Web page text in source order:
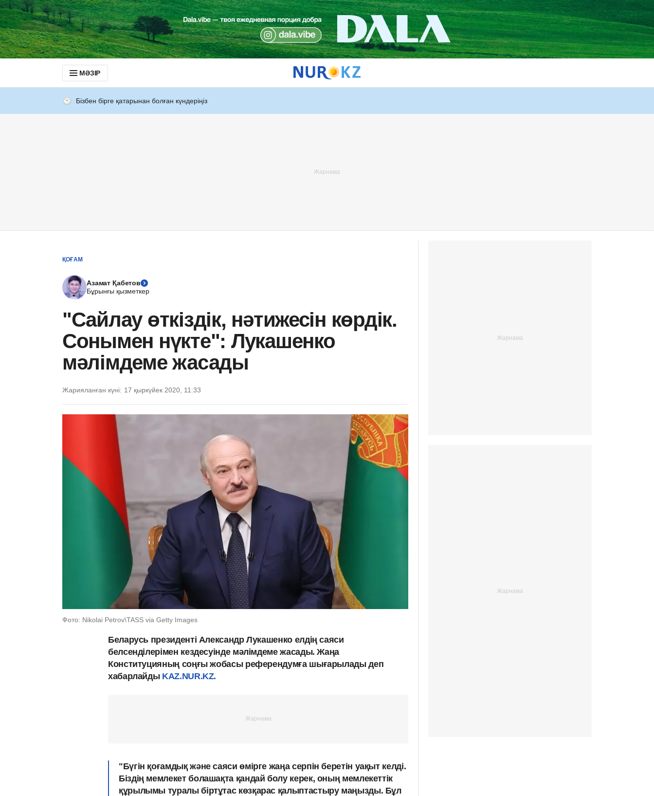
МӘЗІР
Бізбен бірге қатарынан болған күндеріңіз
ҚОҒАМ
Азамат Қабетов
Бұрынғы қызметкер
"Сайлау өткіздік, нәтижесін көрдік.
Сонымен нүкте": Лукашенко
мәлімдеме жасады
Жарияланған күні: 17 қыркүйек 2020, 11:33
Фото: Nikolai Petrov\TASS via Getty Images
Беларусь президенті Александр Лукашенко елдің саяси
белсенділерімен кездесуінде мәлімдеме жасады. Жаңа
Конституцияның соңғы жобасы референдумға шығарылады деп
хабарлайды KAZ.NUR.KZ.
"Бүгін қоғамдық және саяси өмірге жаңа серпін беретін уақыт келді.
Біздің мемлекет болашақта қандай болу керек, оның мемлекеттік
құрылымы туралы біртұтас көзқарас қалыптастыру маңызды. Бұл